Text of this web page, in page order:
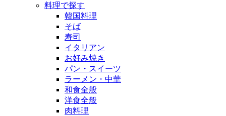
料理で探す
韓国料理
そば
寿司
イタリアン
お好み焼き
パン・スイーツ
ラーメン・中華
和食全般
洋食全般
肉料理